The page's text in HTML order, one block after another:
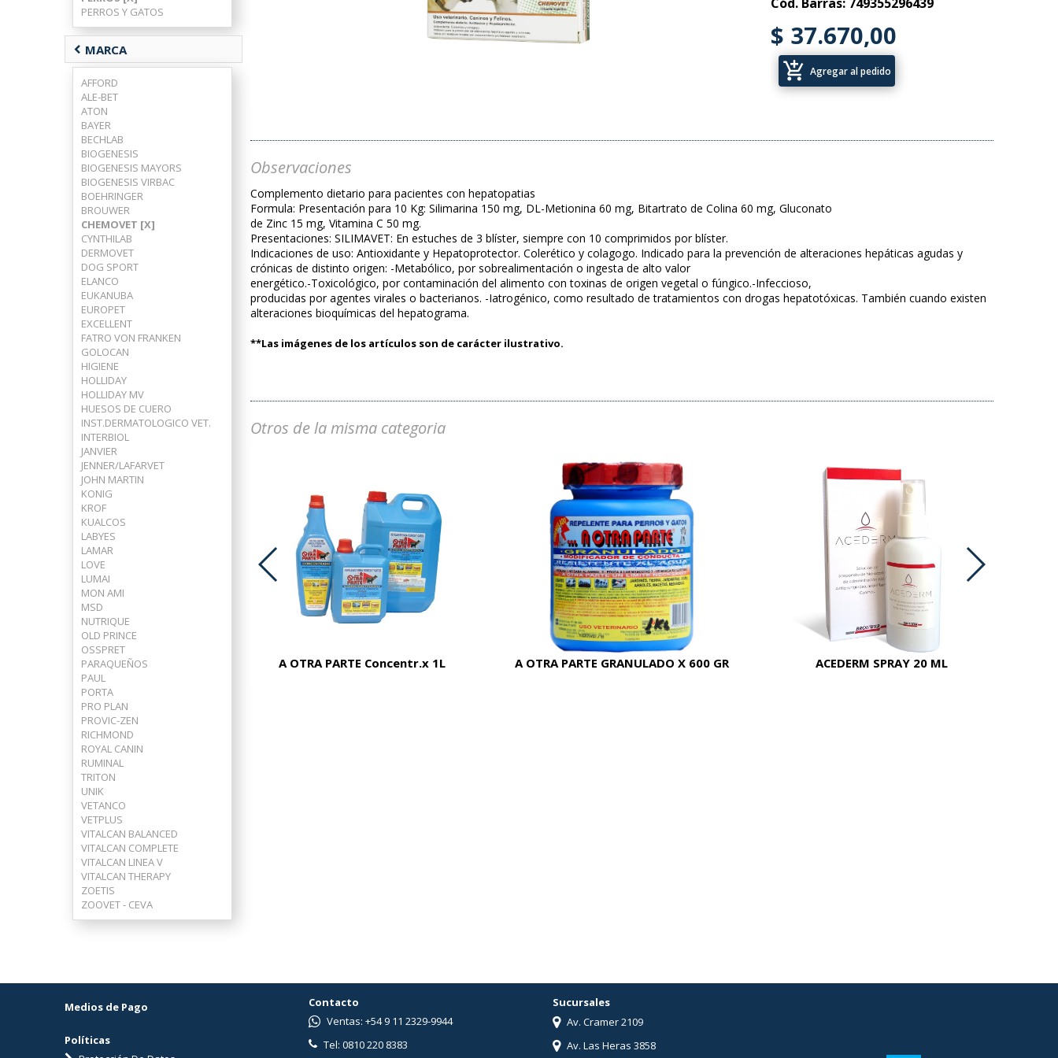
PERROS Y GATOS
chevron_left MARCA
AFFORD
ALE-BET
ATON
BAYER
BECHLAB
BIOGENESIS
BIOGENESIS MAYORS
BIOGENESIS VIRBAC
BOEHRINGER
BROUWER
CHEMOVET [X]
CYNTHILAB
DERMOVET
DOG SPORT
ELANCO
EUKANUBA
EUROPET
EXCELLENT
FATRO VON FRANKEN
GOLOCAN
HIGIENE
HOLLIDAY
HOLLIDAY MV
HUESOS DE CUERO
INST.DERMATOLOGICO VET.
INTERBIOL
JANVIER
JENNER/LAFARVET
JOHN MARTIN
KONIG
KROF
KUALCOS
LABYES
LAMAR
LOVE
LUMAI
MON AMI
MSD
NUTRIQUE
OLD PRINCE
OSSPRET
PARAQUEÑOS
PAUL
PORTA
PRO PLAN
PROVIC-ZEN
RICHMOND
ROYAL CANIN
RUMINAL
TRITON
UNIK
VETANCO
VETPLUS
VITALCAN BALANCED
VITALCAN COMPLETE
VITALCAN LINEA V
VITALCAN THERAPY
ZOETIS
ZOOVET - CEVA
$ 37.670,00
add_shopping_cart Agregar al pedido
Observaciones
Complemento dietario para pacientes con hepatopatias
Formula: Presentación para 10 Kg: Silimarina 150 mg, DL-Metionina 60 mg, Bitartrato de Colina 60 mg, Gluconato
de Zinc 15 mg, Vitamina C 50 mg.
Presentaciones: SILIMAVET: En estuches de 3 blíster, siempre con 10 comprimidos por blíster.
Indicaciones de uso: Antioxidante y Hepatoprotector. Colerético y colagogo. Indicado para la prevención de alteraciones hepáticas agudas y
crónicas de distinto origen: -Metabólico, por sobrealimentación o ingesta de alto valor
energético.-Toxicológico, por contaminación del alimento con toxinas de origen vegetal o fúngico.-Infeccioso,
producidas por agentes virales o bacterianos. -Iatrogénico, como resultado de tratamientos con drogas hepatotóxicas. También cuando existen
alteraciones bioquímicas del hepatograma.
**Las imágenes de los artículos son de carácter ilustrativo.
Otros de la misma categoria
ADVOCATE PERROS 25-40 KG
A OTRA PARTE Concentr.x 1L A OTRA PARTE GRANULADO X 600 GR ACEDERM SPRAY 20 ML
Medios de Pago
Políticas
Contacto
Ventas: +54 9 11 2329-9944
Tel: 0810 220 8383
Sucursales
Av. Cramer 2109
Av. Las Heras 3858